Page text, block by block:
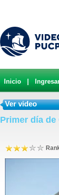
Inicio
Ver video
Primer día de